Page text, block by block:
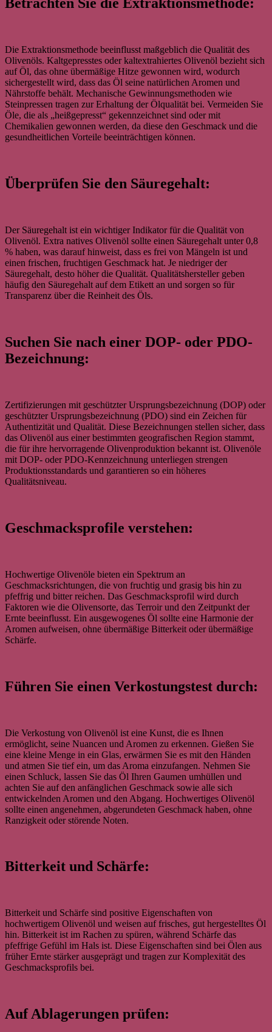
Betrachten Sie die Extraktionsmethode:
Die Extraktionsmethode beeinflusst maßgeblich die Qualität des
Olivenöls. Kaltgepresstes oder kaltextrahiertes Olivenöl bezieht sich
auf Öl, das ohne übermäßige Hitze gewonnen wird, wodurch
sichergestellt wird, dass das Öl seine natürlichen Aromen und
Nährstoffe behält. Mechanische Gewinnungsmethoden wie
Steinpressen tragen zur Erhaltung der Ölqualität bei. Vermeiden Sie
Öle, die als „heißgepresst“ gekennzeichnet sind oder mit
Chemikalien gewonnen werden, da diese den Geschmack und die
gesundheitlichen Vorteile beeinträchtigen können.
Überprüfen Sie den Säuregehalt:
Der Säuregehalt ist ein wichtiger Indikator für die Qualität von
Olivenöl. Extra natives Olivenöl sollte einen Säuregehalt unter 0,8
% haben, was darauf hinweist, dass es frei von Mängeln ist und
einen frischen, fruchtigen Geschmack hat. Je niedriger der
Säuregehalt, desto höher die Qualität. Qualitätshersteller geben
häufig den Säuregehalt auf dem Etikett an und sorgen so für
Transparenz über die Reinheit des Öls.
Suchen Sie nach einer DOP- oder PDO-
Bezeichnung:
Zertifizierungen mit geschützter Ursprungsbezeichnung (DOP) oder
geschützter Ursprungsbezeichnung (PDO) sind ein Zeichen für
Authentizität und Qualität. Diese Bezeichnungen stellen sicher, dass
das Olivenöl aus einer bestimmten geografischen Region stammt,
die für ihre hervorragende Olivenproduktion bekannt ist. Olivenöle
mit DOP- oder PDO-Kennzeichnung unterliegen strengen
Produktionsstandards und garantieren so ein höheres
Qualitätsniveau.
Geschmacksprofile verstehen:
Hochwertige Olivenöle bieten ein Spektrum an
Geschmacksrichtungen, die von fruchtig und grasig bis hin zu
pfeffrig und bitter reichen. Das Geschmacksprofil wird durch
Faktoren wie die Olivensorte, das Terroir und den Zeitpunkt der
Ernte beeinflusst. Ein ausgewogenes Öl sollte eine Harmonie der
Aromen aufweisen, ohne übermäßige Bitterkeit oder übermäßige
Schärfe.
Führen Sie einen Verkostungstest durch:
Die Verkostung von Olivenöl ist eine Kunst, die es Ihnen
ermöglicht, seine Nuancen und Aromen zu erkennen. Gießen Sie
eine kleine Menge in ein Glas, erwärmen Sie es mit den Händen
und atmen Sie tief ein, um das Aroma einzufangen. Nehmen Sie
einen Schluck, lassen Sie das Öl Ihren Gaumen umhüllen und
achten Sie auf den anfänglichen Geschmack sowie alle sich
entwickelnden Aromen und den Abgang. Hochwertiges Olivenöl
sollte einen angenehmen, abgerundeten Geschmack haben, ohne
Ranzigkeit oder störende Noten.
Bitterkeit und Schärfe:
Bitterkeit und Schärfe sind positive Eigenschaften von
hochwertigem Olivenöl und weisen auf frisches, gut hergestelltes Öl
hin. Bitterkeit ist im Rachen zu spüren, während Schärfe das
pfeffrige Gefühl im Hals ist. Diese Eigenschaften sind bei Ölen aus
früher Ernte stärker ausgeprägt und tragen zur Komplexität des
Geschmacksprofils bei.
Auf Ablagerungen prüfen: